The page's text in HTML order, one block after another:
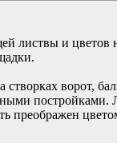
листвы и цветов
ворот,
постройками.
преображен